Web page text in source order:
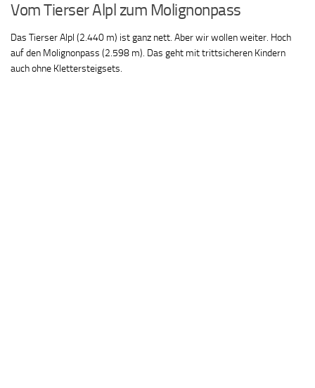
Vom Tierser Alpl zum Molignonpass
Das Tierser Alpl (2.440 m) ist ganz nett. Aber wir wollen weiter. Hoch
auf den Molignonpass (2.598 m). Das geht mit trittsicheren Kindern
auch ohne Klettersteigsets.